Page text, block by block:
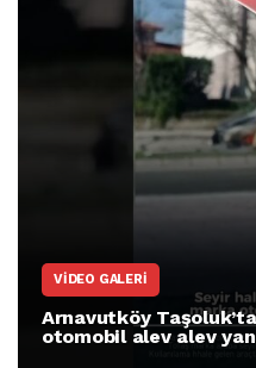
VIDEO GALERI
Arnavutköy
otomobil alev alev